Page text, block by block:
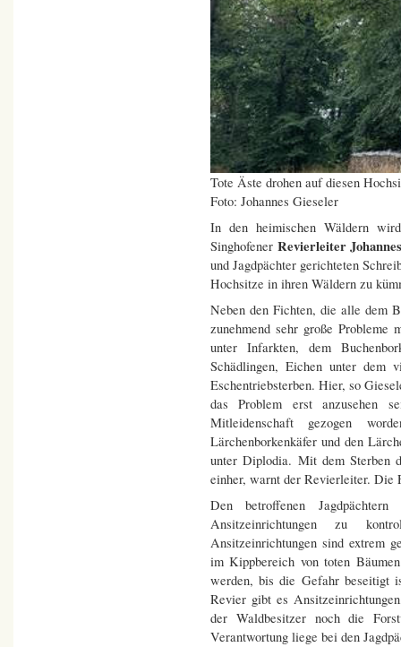
Tote Äste drohen auf diesen
Foto: Johannes Gieseler
In den heimischen Wäldern
Singhofener Revierleiter
und Jagdpächter gerichteten
Hochsitze in ihren Wäldern zu
Neben den Fichten, die alle dem
zunehmend sehr große Probleme
unter Infarkten, dem
Schädlingen, Eichen unter dem
Eschentriebsterben. Hier, so
das Problem erst anzusehen
Mitleidenschaft gezogen
Lärchenborkenkäfer und den
unter Diplodia. Mit dem Sterben
einher, warnt der Revierleiter. Die
Den betroffenen
Ansitzeinrichtungen zu
Ansitzeinrichtungen sind extrem
im Kippbereich von toten
werden, bis die Gefahr beseitigt
Revier gibt es
der Waldbesitzer noch die
Verantwortung liege bei den